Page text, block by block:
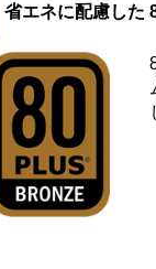
省エネに配慮した